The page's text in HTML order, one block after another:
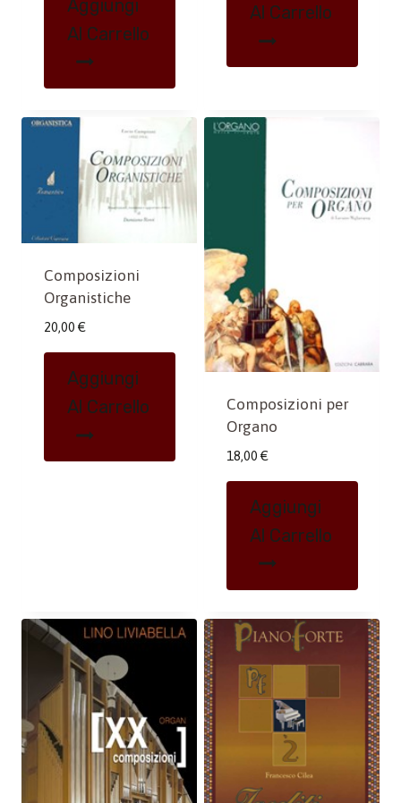
Aggiungi
Al Carrello
Al Carrello
Composizioni
Organistiche
20,00 €
Aggiungi
Al Carrello
Composizioni per
Organo
18,00 €
Aggiungi
Al Carrello